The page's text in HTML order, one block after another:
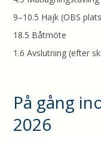
9–10.5 Hajk (OBS
18.5 Båtmöte
1.6 Avslutning (efter
På gång
2026